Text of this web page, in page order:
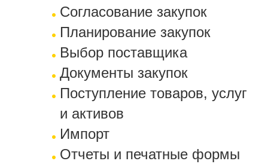
Согласование закупок
Планирование закупок
Выбор поставщика
Документы закупок
Поступление товаров, услуг
и активов
Импорт
Отчеты и печатные формы